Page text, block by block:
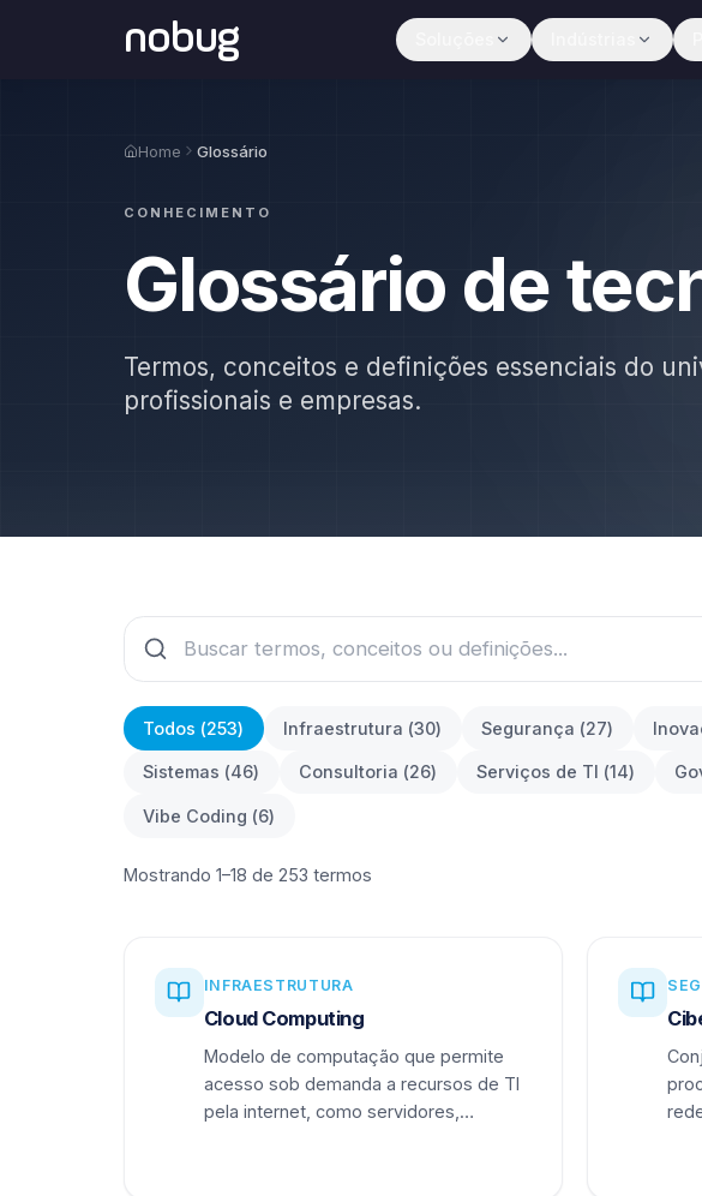
nobug
Home Glossário
CONHECIMENTO
Glossário de
Termos, conceitos e definições essenciais do
profissionais e empresas.
Todos (253) Infraestrutura (30) Segurança (27)
Sistemas (46) Consultoria (26) Serviços de TI (14)
Vibe Coding (6)
Mostrando 1–18 de 253 termos
INFRAESTRUTURA
Cloud Computing
Modelo de computação que permite
acesso sob demanda a recursos de TI
pela internet, como servidores,